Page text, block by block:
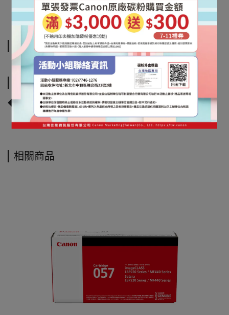
#Canon#佳能#雷射#複合機#機器#耗材#印表機
規格說明
運送方式
◆宅配到府◆
相關商品